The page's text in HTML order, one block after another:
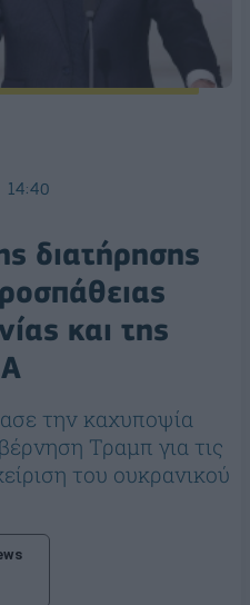
14:40
διατήρησης
και της
την καχυποψία
Τραμπ για τις
του ουκρανικού